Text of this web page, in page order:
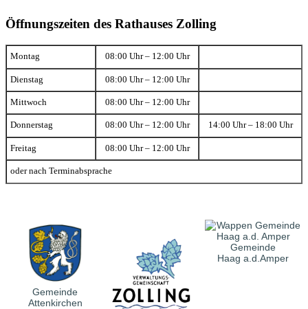
Öffnungszeiten des Rathauses Zolling
Montag 08:00 Uhr – 12:00 Uhr
Dienstag 08:00 Uhr – 12:00 Uhr
Mittwoch 08:00 Uhr – 12:00 Uhr
Donnerstag 08:00 Uhr – 12:00 Uhr 14:00 Uhr – 18:00 Uhr
Freitag 08:00 Uhr – 12:00 Uhr
oder nach Terminabsprache
Gemeinde
Attenkirchen
Gemeinde
Haag a.d.Amper